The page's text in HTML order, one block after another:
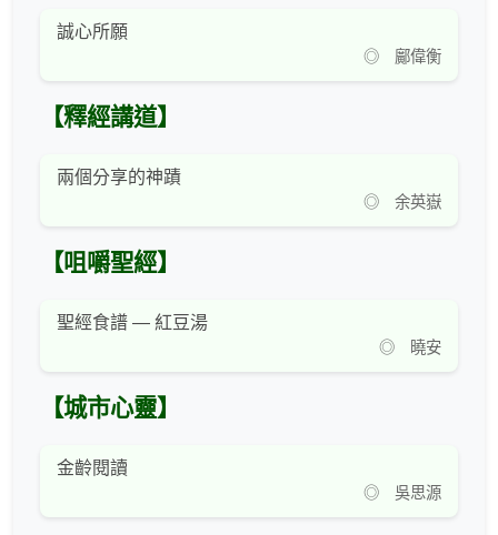
誠心所願
◎ 鄺偉衡
【釋經講道】
兩個分享的神蹟
◎ 余英嶽
【咀嚼聖經】
聖經食譜 — 紅豆湯
◎ 曉安
【城市心靈】
金齡閱讀
◎ 吳思源